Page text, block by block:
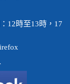
12時至13時，17